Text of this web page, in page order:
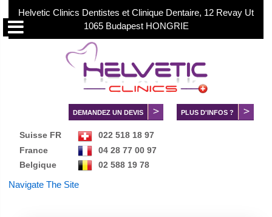
Helvetic Clinics Dentistes et Clinique Dentaire, 12 Revay Ut
1065 Budapest HONGRIE
DEMANDEZ UN DEVIS PLUS D'INFOS ?
Suisse FR
022 518 18 97
France
04 28 77 00 97
Belgique
02 588 19 78
Danmark
Norge
Navigate The Site